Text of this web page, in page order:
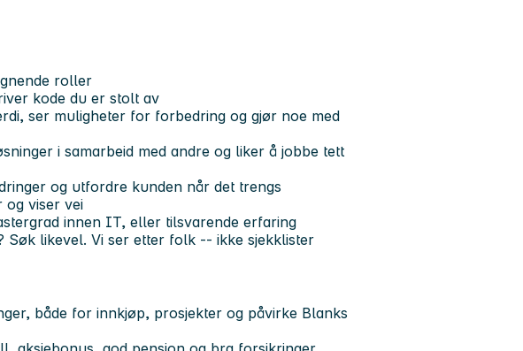
roller
kode du er stolt av
ser muligheter for forbedring og gjør noe med
i samarbeid med andre og liker å jobbe tett
og utfordre kunden når det trengs
og viser vei
innen IT, eller tilsvarende erfaring
Søk likevel. Vi ser etter folk -- ikke sjekklister
både for innkjøp, prosjekter og påvirke Blanks